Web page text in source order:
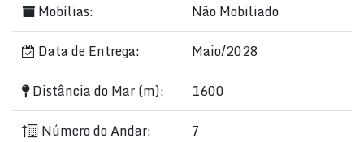
Mobílias:
Não Mobiliado
Data de Entrega:
Maio/2028
Distância do Mar (m):
1600
Número do Andar:
7